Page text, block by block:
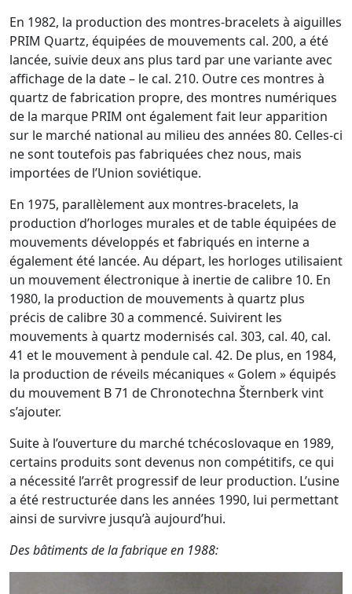
En 1982, la production des montres-bracelets à aiguilles
PRIM Quartz, équipées de mouvements cal. 200, a été
lancée, suivie deux ans plus tard par une variante avec
affichage de la date – le cal. 210. Outre ces montres à
quartz de fabrication propre, des montres numériques
de la marque PRIM ont également fait leur apparition
sur le marché national au milieu des années 80. Celles-ci
ne sont toutefois pas fabriquées chez nous, mais
importées de l’Union soviétique.
En 1975, parallèlement aux montres-bracelets, la
production d’horloges murales et de table équipées de
mouvements développés et fabriqués en interne a
également été lancée. Au départ, les horloges utilisaient
un mouvement électronique à inertie de calibre 10. En
1980, la production de mouvements à quartz plus
précis de calibre 30 a commencé. Suivirent les
mouvements à quartz modernisés cal. 303, cal. 40, cal.
41 et le mouvement à pendule cal. 42. De plus, en 1984,
la production de réveils mécaniques « Golem » équipés
du mouvement B 71 de Chronotechna Šternberk vint
s’ajouter.
Suite à l’ouverture du marché tchécoslovaque en 1989,
certains produits sont devenus non compétitifs, ce qui
a nécessité l’arrêt progressif de leur production. L’usine
a été restructurée dans les années 1990, lui permettant
ainsi de survivre jusqu’à aujourd’hui.
Des bâtiments de la fabrique en 1988: